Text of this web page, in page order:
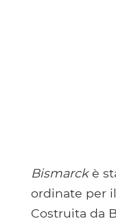
Bismarckè
ordinate per
Costruita da